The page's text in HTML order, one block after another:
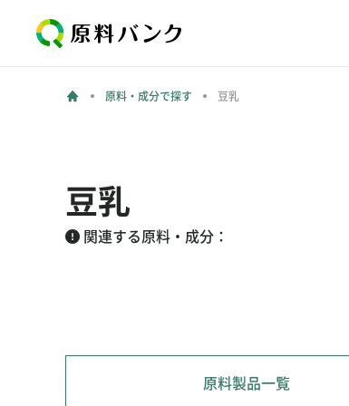
原料・成分で探す 豆乳
豆乳
関連する原料・成分：
原料製品一覧